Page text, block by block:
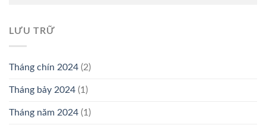
LƯU TRỮ
Tháng chín 2024 (2)
Tháng bảy 2024 (1)
Tháng năm 2024 (1)